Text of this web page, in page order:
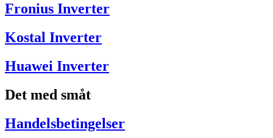
Fronius Inverter
Kostal Inverter
Huawei Inverter
Det med småt
Handelsbetingelser